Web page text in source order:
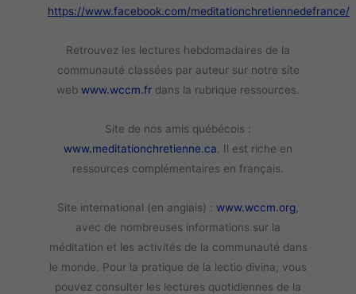
https://www.facebook.com/meditationchretiennedefrance/
Retrouvez les lectures hebdomadaires de la
communauté classées par auteur sur notre site
web www.wccm.fr dans la rubrique ressources.
Site de nos amis québécois :
www.meditationchretienne.ca . Il est riche en
ressources complémentaires en français.
Site international (en anglais) : www.wccm.org
avec de nombreuses informations sur la
méditation et les activités de la communauté dans
le monde. Pour la pratique de la lectio divina, vous
pouvez consulter les lectures quotidiennes de la